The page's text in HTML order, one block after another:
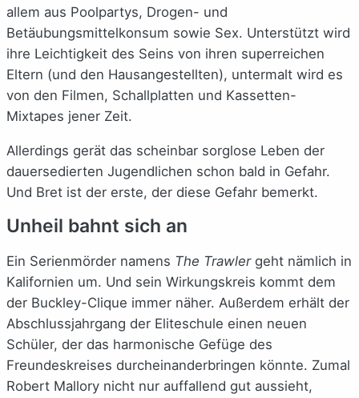
allem aus Poolpartys, Drogen- und
Betäubungsmittelkonsum sowie Sex. Unterstützt wird
ihre Leichtigkeit des Seins von ihren superreichen
Eltern (und den Hausangestellten), untermalt wird es
von den Filmen, Schallplatten und Kassetten-
Mixtapes jener Zeit.
Allerdings gerät das scheinbar sorglose Leben der
dauersedierten Jugendlichen schon bald in Gefahr.
Und Bret ist der erste, der diese Gefahr bemerkt.
Unheil bahnt sich an
Ein Serienmörder namens The Trawlergeht nämlich in
Kalifornien um. Und sein Wirkungskreis kommt dem
der Buckley-Clique immer näher. Außerdem erhält der
Abschlussjahrgang der Eliteschule einen neuen
Schüler, der das harmonische Gefüge des
Freundeskreises durcheinanderbringen könnte. Zumal
Robert Mallory nicht nur auffallend gut aussieht,